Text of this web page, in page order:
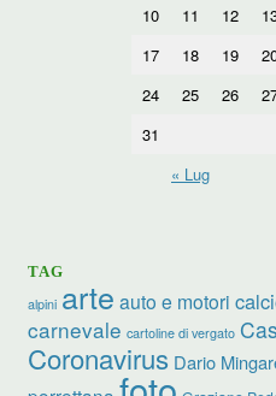
10 11 12
17
18 19
24
25 26
31
« Lug
TAG
alpini arte auto e motori
carnevale cartoline di vergato
Coronavirus Dario